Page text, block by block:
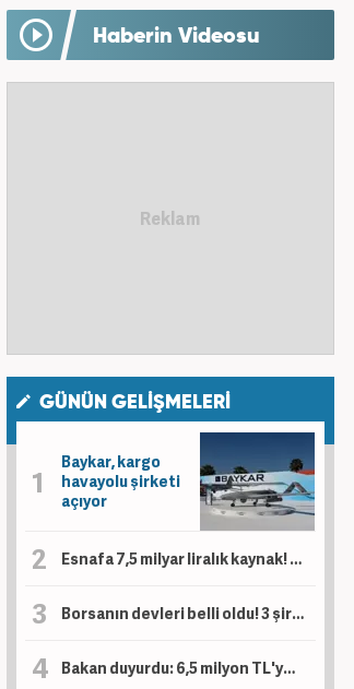
Haberin Videosu
GÜNÜN GELİŞMELERİ
Baykar, kargo
havayolu şirketi
açıyor
Esnafa 7,5 milyar liralık kaynak! 'Kesintisiz bir şekilde desteklemeye devam'
Borsanın devleri belli oldu! 3 şirketin piyasa değeri 1 trilyon lirayı aştı
Bakan duyurdu: 6,5 milyon TL'ye kadar destek sağlanacak!